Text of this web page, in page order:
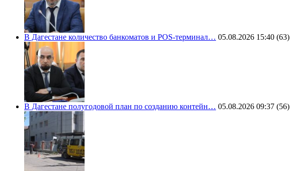
В Дагестане количество банкоматов и POS-терминал… 05.08.2026 15:40 (63)
В Дагестане полугодовой план по созданию контейн… 05.08.2026 09:37 (56)